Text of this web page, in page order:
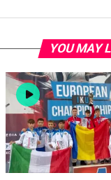
YOU MAY